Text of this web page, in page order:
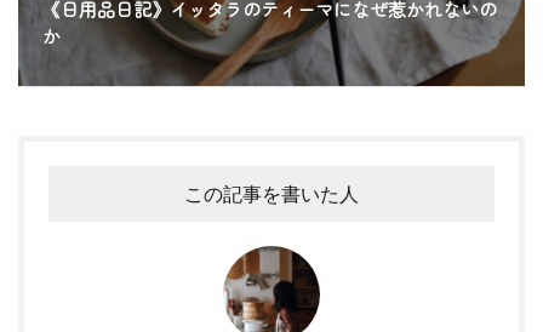
《日用品日記》イッタラのティーマになぜ惹かれないの
か
この記事を書いた人